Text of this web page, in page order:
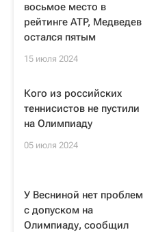
восьмое место в
рейтинге ATP, Медведев
остался пятым
15 июля 2024
Кого из российских
теннисистов не пустили
на Олимпиаду
05 июля 2024
У Весниной нет проблем
с допуском на
Олимпиаду, сообщил